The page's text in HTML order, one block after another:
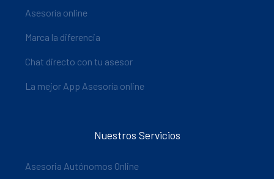
Asesoría online
Marca la diferencia
Chat directo con tu asesor
La mejor App Asesoría online
Nuestros Servicios
Asesoria Autónomos Online